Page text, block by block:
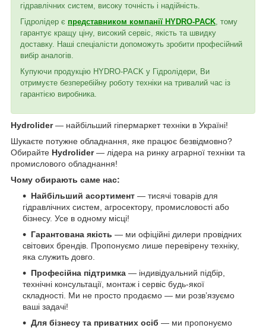
гідравлічних систем, високу точність і надійність.
Гідролідер є представником компанії HYDRO-PACK , тому
гарантує кращу ціну, високий сервіс, якість та швидку
доставку. Наші спеціалісти допоможуть зробити професійний
вибір аналогів.
Купуючи продукцію HYDRO-PACK у Гідролідери, Ви
отримуєте безперебійну роботу техніки на тривалий час із
гарантією виробника.
Hydrolider— найбільший гіпермаркет техніки в Україні!
Шукаєте потужне обладнання, яке працює безвідмовно?
Обирайте Hydrolider— лідера на ринку аграрної техніки та
промислового обладнання!
Чому обирають саме нас:
Найбільший асортимент — тисячі товарів для
гідравлічних систем, агросектору, промисловості або
бізнесу. Усе в одному місці!
Гарантована якість — ми офіційні дилери провідних
світових брендів. Пропонуємо лише перевірену техніку,
яка служить довго.
Професійна підтримка — індивідуальний підбір,
технічні консультації, монтаж і сервіс будь-якої
складності. Ми не просто продаємо — ми розв’язуємо
ваші задачі!
Для бізнесу та приватних осіб — ми пропонуємо